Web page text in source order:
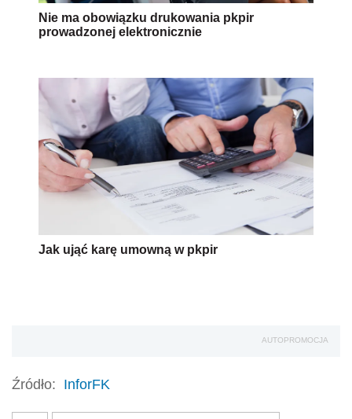
Nie ma obowiązku drukowania pkpir
prowadzonej elektronicznie
Jak ująć karę umowną w pkpir
AUTOPROMOCJA
Źródło: InforFK